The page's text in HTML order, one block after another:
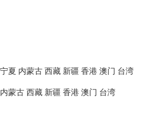
宁夏 内蒙古 西藏 新疆 香港 澳门 台湾
内蒙古 西藏 新疆 香港 澳门 台湾